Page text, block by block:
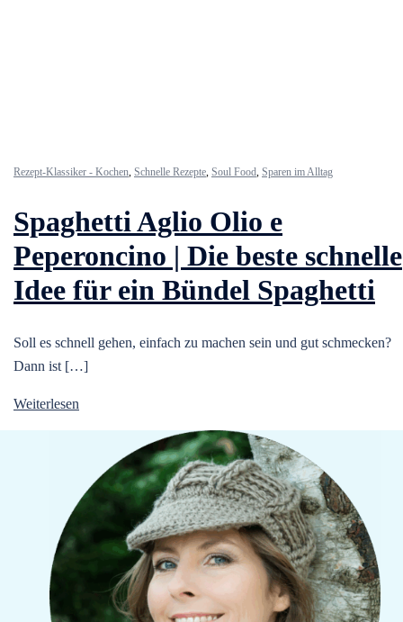
Rezept-Klassiker - Kochen, Schnelle Rezepte, Soul Food, Sparen im Alltag
Spaghetti Aglio Olio e
Peperoncino | Die beste schnelle
Idee für ein Bündel Spaghetti
Soll es schnell gehen, einfach zu machen sein und gut schmecken?
Dann ist […]
Weiterlesen